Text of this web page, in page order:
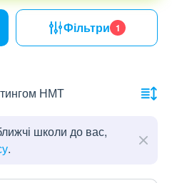
Фільтри 1
НМТ
школи до вас,
.